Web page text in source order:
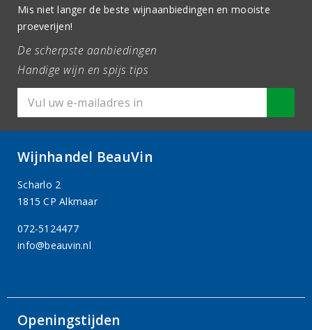
Mis niet langer de beste wijnaanbiedingen en mooiste
proeverijen!
De scherpste aanbiedingen
Handige wijn en spijs tips
Wijnhandel BeauVin
Scharlo 2
1815 CP Alkmaar
072-5124477
info@beauvin.nl
Openingstijden